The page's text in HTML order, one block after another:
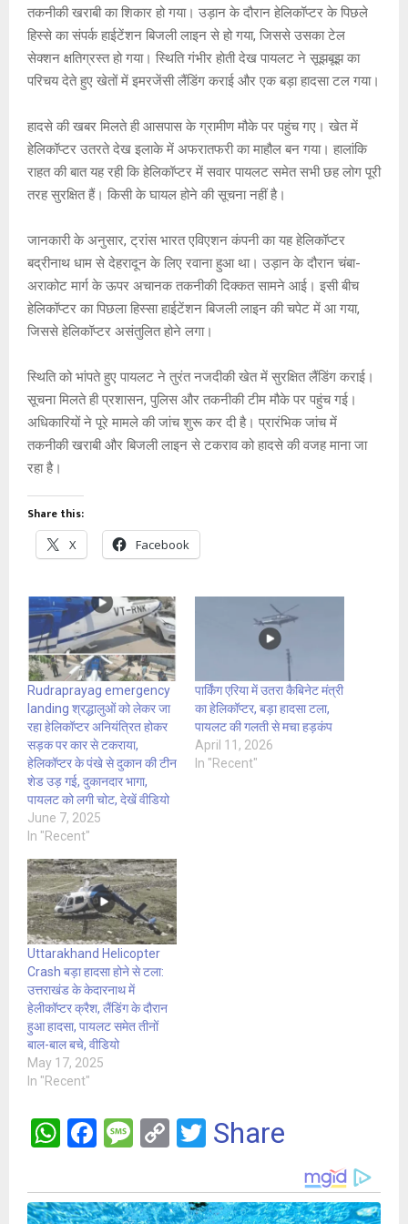
p
p
o
k
e
k
तकनीकी खराबी का शिकार हो गया। उड़ान के दौरान हेलिकॉप्टर के पिछले
हिस्से का संपर्क हाईटेंशन बिजली लाइन से हो गया, जिससे उसका टेल
सेक्शन क्षतिग्रस्त हो गया। स्थिति गंभीर होती देख पायलट ने सूझबूझ का
परिचय देते हुए खेतों में इमरजेंसी लैंडिंग कराई और एक बड़ा हादसा टल गया।
हादसे की खबर मिलते ही आसपास के ग्रामीण मौके पर पहुंच गए। खेत में
हेलिकॉप्टर उतरते देख इलाके में अफरातफरी का माहौल बन गया। हालांकि
राहत की बात यह रही कि हेलिकॉप्टर में सवार पायलट समेत सभी छह लोग पूरी
तरह सुरक्षित हैं। किसी के घायल होने की सूचना नहीं है।
जानकारी के अनुसार, ट्रांस भारत एविएशन कंपनी का यह हेलिकॉप्टर
बद्रीनाथ धाम से देहरादून के लिए रवाना हुआ था। उड़ान के दौरान चंबा-
अराकोट मार्ग के ऊपर अचानक तकनीकी दिक्कत सामने आई। इसी बीच
हेलिकॉप्टर का पिछला हिस्सा हाईटेंशन बिजली लाइन की चपेट में आ गया,
जिससे हेलिकॉप्टर असंतुलित होने लगा।
स्थिति को भांपते हुए पायलट ने तुरंत नजदीकी खेत में सुरक्षित लैंडिंग कराई।
सूचना मिलते ही प्रशासन, पुलिस और तकनीकी टीम मौके पर पहुंच गई।
अधिकारियों ने पूरे मामले की जांच शुरू कर दी है। प्रारंभिक जांच में
तकनीकी खराबी और बिजली लाइन से टकराव को हादसे की वजह माना जा
रहा है।
Share this:
X Facebook
Rudraprayag emergency
landing श्रद्धालुओं को लेकर जा
रहा हेलिकॉप्टर अनियंत्रित होकर
सड़क पर कार से टकराया,
हेलिकॉप्टर के पंखे से दुकान की टीन
शेड उड़ गई, दुकानदार भागा,
पायलट को लगी चोट, देखें वीडियो
June 7, 2025
In "Recent"
पार्किंग एरिया में उतरा कैबिनेट मंत्री
का हेलिकॉप्टर, बड़ा हादसा टला,
पायलट की गलती से मचा हड़कंप
April 11, 2026
In "Recent"
Uttarakhand Helicopter
Crash बड़ा हादसा होने से टला:
उत्तराखंड के केदारनाथ में
हेलीकॉप्टर क्रैश, लैंडिंग के दौरान
हुआ हादसा, पायलट समेत तीनों
बाल-बाल बचे, वीडियो
May 17, 2025
In "Recent"
W
at
F
ce
M
s
C
py
T
tt
Share